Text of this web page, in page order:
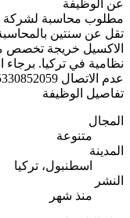
عن الوظيفة
مطلوب محاسبة لشركة
تقل عن سنتين
الاكسيل خريجة تخصص
نظامية في تركيا. برجاء
عدم الاتصال 05330852059
تفاصيل الوظيفة
المجال
متنوعة
المدينة
اسطنبول، تركيا
النشر
منذ شهر